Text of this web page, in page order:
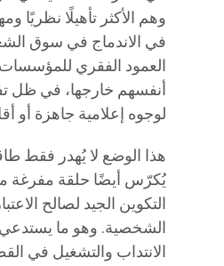
وهم الأكثر تأهيلًا نظريًا
في الاندماج في سوق
العمود الفقري للمؤسسات
أنفسهم خارجها، في
لوجوه إعلامية جاهزة أو
هذا الوضع لا يُهدر فقط
يُكرّس أيضًا حلقة مفرغة
التكوين الجيد لصالح
الشخصية. وهو ما يستدعي
الانتداب والتشغيل في